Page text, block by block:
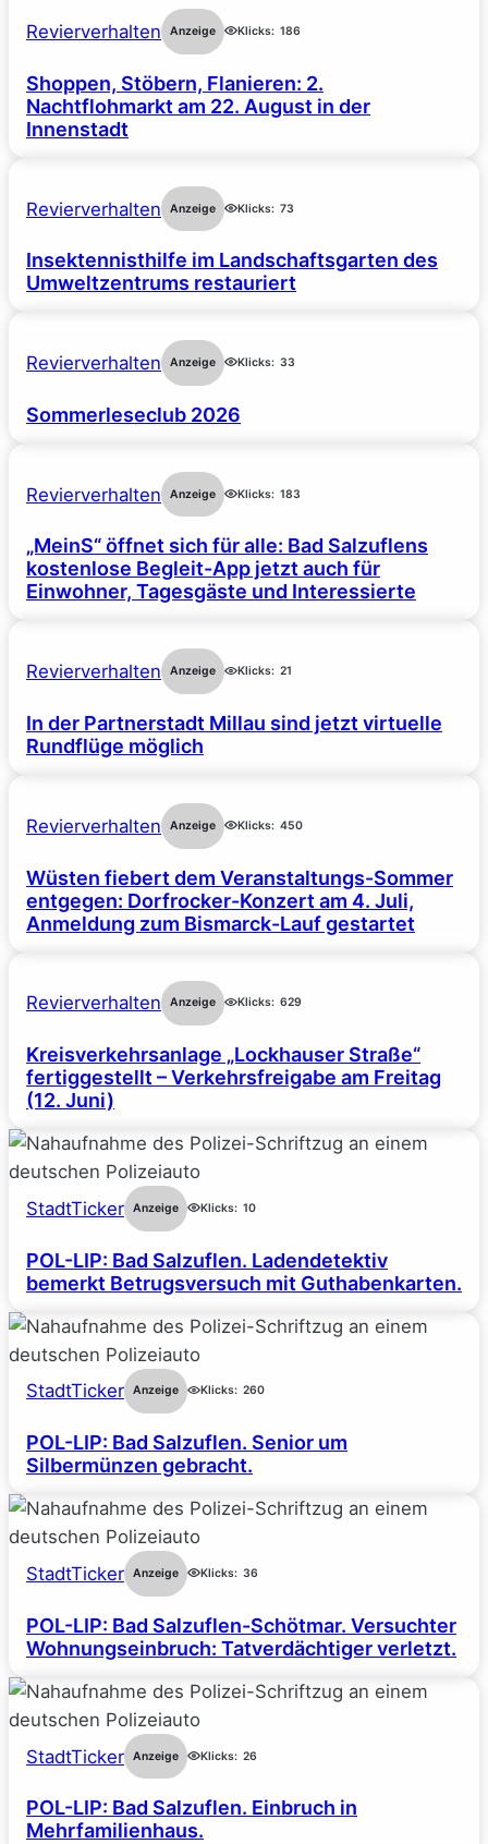
Revierverhalten Anzeige Klicks: 186
Shoppen, Stöbern, Flanieren: 2.
Nachtflohmarkt am 22. August in der
Innenstadt
Revierverhalten Anzeige Klicks: 73
Insektennisthilfe im Landschaftsgarten des
Umweltzentrums restauriert
Revierverhalten Anzeige Klicks: 33
Sommerleseclub 2026
Revierverhalten Anzeige Klicks: 183
„MeinS“ öffnet sich für alle: Bad Salzuflens
kostenlose Begleit-App jetzt auch für
Einwohner, Tagesgäste und Interessierte
Revierverhalten Anzeige Klicks: 21
In der Partnerstadt Millau sind jetzt virtuelle
Rundflüge möglich
Revierverhalten Anzeige Klicks: 450
Wüsten fiebert dem Veranstaltungs-Sommer
entgegen: Dorfrocker-Konzert am 4. Juli,
Anmeldung zum Bismarck-Lauf gestartet
Revierverhalten Anzeige Klicks: 629
Kreisverkehrsanlage „Lockhauser Straße“
fertiggestellt – Verkehrsfreigabe am Freitag
(12. Juni)
StadtTicker Anzeige Klicks: 10
POL-LIP: Bad Salzuflen. Ladendetektiv
bemerkt Betrugsversuch mit Guthabenkarten.
StadtTicker Anzeige Klicks: 260
POL-LIP: Bad Salzuflen. Senior um
Silbermünzen gebracht.
StadtTicker Anzeige Klicks: 36
POL-LIP: Bad Salzuflen-Schötmar. Versuchter
Wohnungseinbruch: Tatverdächtiger verletzt.
StadtTicker Anzeige Klicks: 26
POL-LIP: Bad Salzuflen. Einbruch in
Mehrfamilienhaus.